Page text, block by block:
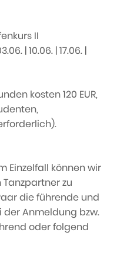
II
| 10.06. | 17.06. |
kosten 120 EUR,
Einzelfall können wir
zu
die führende und
der Anmeldung bzw.
oder folgend